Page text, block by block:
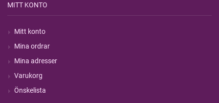
MITT KONTO
Mitt konto
Mina ordrar
Mina adresser
Varukorg
Önskelista